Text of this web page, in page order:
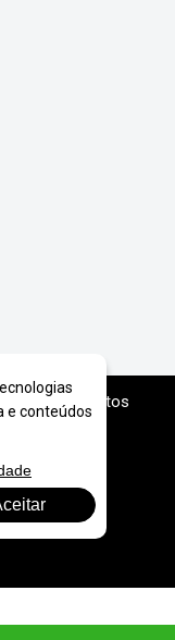
. Todos os Direitos
e conteúdos